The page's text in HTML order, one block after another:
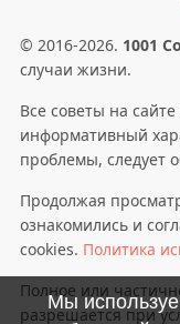
© 2016-2026. 1001
случаи жизни.
Все советы на
информативный
проблемы, следует
Продолжая
ознакомились и
cookies. Политика
Полное или
разрешается при
Мы